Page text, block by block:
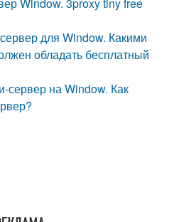
для Window. Какими
обладать бесплатный
сервер на Window. Как